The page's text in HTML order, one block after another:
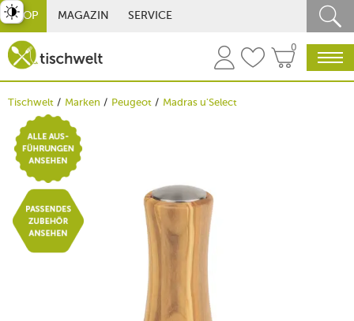
SHOP MAGAZIN SERVICE
0
Tischwelt Marken Peugeot Madras u'Select
umschalten